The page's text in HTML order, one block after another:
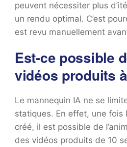
peuvent nécessiter plus
un rendu optimal. C’est
est revu manuellement
Est-ce possible
vidéos produits
Le mannequin IA ne se
statiques. En effet, une fois
créé, il est possible de
des vidéos produits de 10